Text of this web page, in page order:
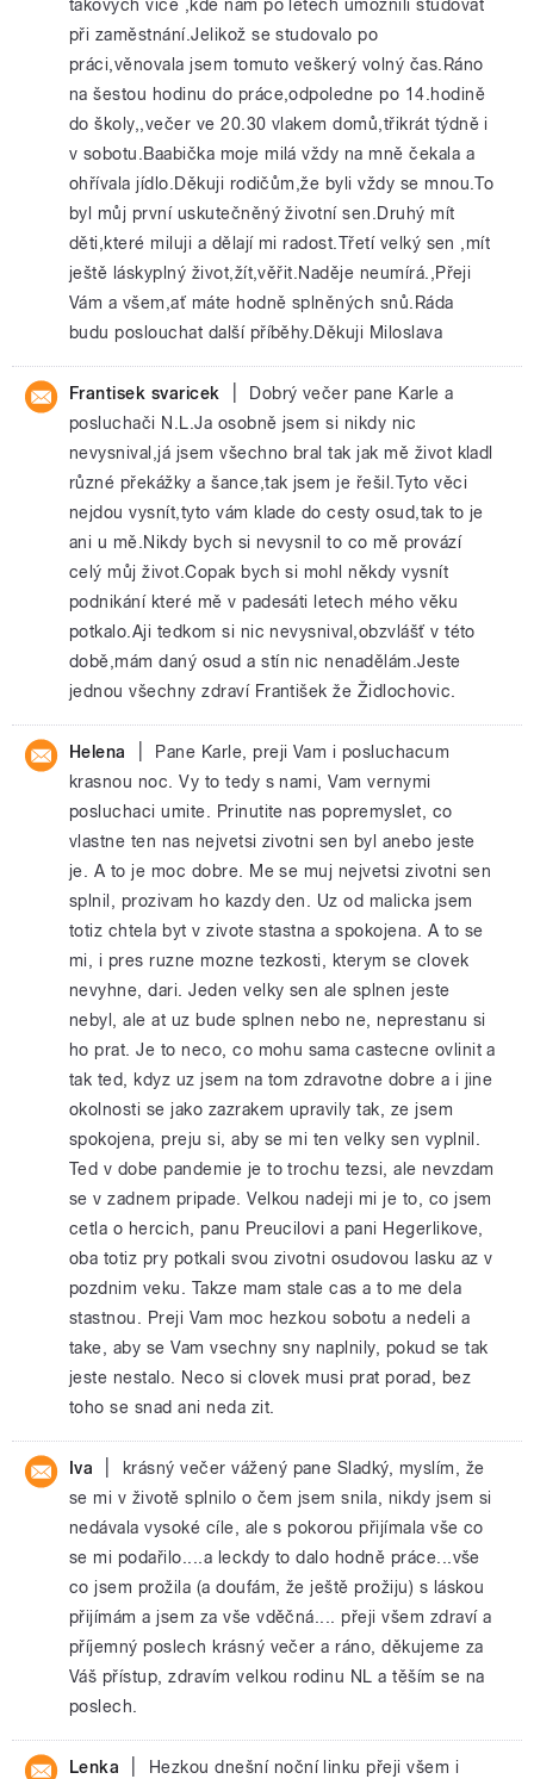
takových více ,kde nám po létech umožnili studovat
při zaměstnání.Jelikož se studovalo po
práci,věnovala jsem tomuto veškerý volný čas.Ráno
na šestou hodinu do práce,odpoledne po 14.hodině
do školy,,večer ve 20.30 vlakem domů,třikrát týdně i
v sobotu.Baabička moje milá vždy na mně čekala a
ohřívala jídlo.Děkuji rodičům,že byli vždy se mnou.To
byl můj první uskutečněný životní sen.Druhý mít
děti,které miluji a dělají mi radost.Třetí velký sen ,mít
ještě láskyplný život,žít,věřit.Naděje neumírá.,Přeji
Vám a všem,ať máte hodně splněných snů.Ráda
budu poslouchat další příběhy.Děkuji Miloslava
Frantisek svaricek
Dobrý večer pane Karle a
posluchači N.L.Ja osobně jsem si nikdy nic
nevysnival,já jsem všechno bral tak jak mě život kladl
různé překážky a šance,tak jsem je řešil.Tyto věci
nejdou vysnít,tyto vám klade do cesty osud,tak to je
ani u mě.Nikdy bych si nevysnil to co mě provází
celý můj život.Copak bych si mohl někdy vysnít
podnikání které mě v padesáti letech mého věku
potkalo.Aji tedkom si nic nevysnival,obzvlášť v této
době,mám daný osud a stín nic nenadělám.Jeste
jednou všechny zdraví František že Židlochovic.
Helena
Pane Karle, preji Vam i posluchacum
krasnou noc. Vy to tedy s nami, Vam vernymi
posluchaci umite. Prinutite nas popremyslet, co
vlastne ten nas nejvetsi zivotni sen byl anebo jeste
je. A to je moc dobre. Me se muj nejvetsi zivotni sen
splnil, prozivam ho kazdy den. Uz od malicka jsem
totiz chtela byt v zivote stastna a spokojena. A to se
mi, i pres ruzne mozne tezkosti, kterym se clovek
nevyhne, dari. Jeden velky sen ale splnen jeste
nebyl, ale at uz bude splnen nebo ne, neprestanu si
ho prat. Je to neco, co mohu sama castecne ovlinit a
tak ted, kdyz uz jsem na tom zdravotne dobre a i jine
okolnosti se jako zazrakem upravily tak, ze jsem
spokojena, preju si, aby se mi ten velky sen vyplnil.
Ted v dobe pandemie je to trochu tezsi, ale nevzdam
se v zadnem pripade. Velkou nadeji mi je to, co jsem
cetla o hercich, panu Preucilovi a pani Hegerlikove,
oba totiz pry potkali svou zivotni osudovou lasku az v
pozdnim veku. Takze mam stale cas a to me dela
stastnou. Preji Vam moc hezkou sobotu a nedeli a
take, aby se Vam vsechny sny naplnily, pokud se tak
jeste nestalo. Neco si clovek musi prat porad, bez
toho se snad ani neda zit.
Iva
krásný večer vážený pane Sladký, myslím, že
se mi v životě splnilo o čem jsem snila, nikdy jsem si
nedávala vysoké cíle, ale s pokorou přijímala vše co
se mi podařilo....a leckdy to dalo hodně práce...vše
co jsem prožila (a doufám, že ještě prožiju) s láskou
přijímám a jsem za vše vděčná.... přeji všem zdraví a
příjemný poslech krásný večer a ráno, děkujeme za
Váš přístup, zdravím velkou rodinu NL a těším se na
poslech.
Lenka
Hezkou dnešní noční linku přeji všem i